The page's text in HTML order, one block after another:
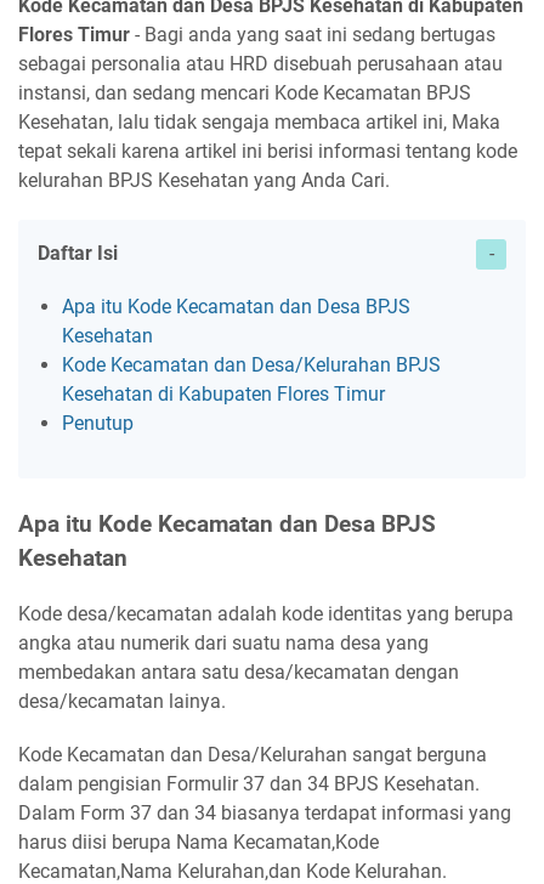
Kode Kecamatan dan Desa BPJS Kesehatan di Kabupaten
Flores Timur - Bagi anda yang saat ini sedang bertugas
sebagai personalia atau HRD disebuah perusahaan atau
instansi, dan sedang mencari Kode Kecamatan BPJS
Kesehatan, lalu tidak sengaja membaca artikel ini, Maka
tepat sekali karena artikel ini berisi informasi tentang kode
kelurahan BPJS Kesehatan yang Anda Cari.
Daftar Isi
Apa itu Kode Kecamatan dan Desa BPJS
Kesehatan
Kode Kecamatan dan Desa/Kelurahan BPJS
Kesehatan di Kabupaten Flores Timur
Penutup
Apa itu Kode Kecamatan dan Desa BPJS
Kesehatan
Kode desa/kecamatan adalah kode identitas yang berupa
angka atau numerik dari suatu nama desa yang
membedakan antara satu desa/kecamatan dengan
desa/kecamatan lainya.
Kode Kecamatan dan Desa/Kelurahan sangat berguna
dalam pengisian Formulir 37 dan 34 BPJS Kesehatan.
Dalam Form 37 dan 34 biasanya terdapat informasi yang
harus diisi berupa Nama Kecamatan,Kode
Kecamatan,Nama Kelurahan,dan Kode Kelurahan.